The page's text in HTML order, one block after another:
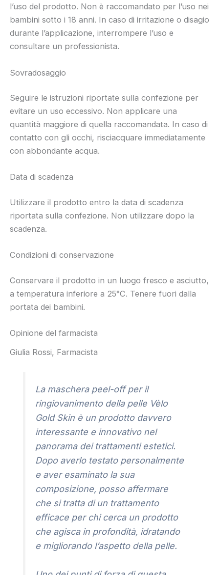
l’uso del prodotto. Non è raccomandato per l’uso nei
bambini sotto i 18 anni. In caso di irritazione o disagio
durante l’applicazione, interrompere l’uso e
consultare un professionista.
Sovradosaggio
Seguire le istruzioni riportate sulla confezione per
evitare un uso eccessivo. Non applicare una
quantità maggiore di quella raccomandata. In caso di
contatto con gli occhi, risciacquare immediatamente
con abbondante acqua.
Data di scadenza
Utilizzare il prodotto entro la data di scadenza
riportata sulla confezione. Non utilizzare dopo la
scadenza.
Condizioni di conservazione
Conservare il prodotto in un luogo fresco e asciutto,
a temperatura inferiore a 25°C. Tenere fuori dalla
portata dei bambini.
Opinione del farmacista
Giulia Rossi, Farmacista
La maschera peel-off per il
ringiovanimento della pelle Vèlo
Gold Skin è un prodotto davvero
interessante e innovativo nel
panorama dei trattamenti estetici.
Dopo averlo testato personalmente
e aver esaminato la sua
composizione, posso affermare
che si tratta di un trattamento
efficace per chi cerca un prodotto
che agisca in profondità, idratando
e migliorando l’aspetto della pelle.